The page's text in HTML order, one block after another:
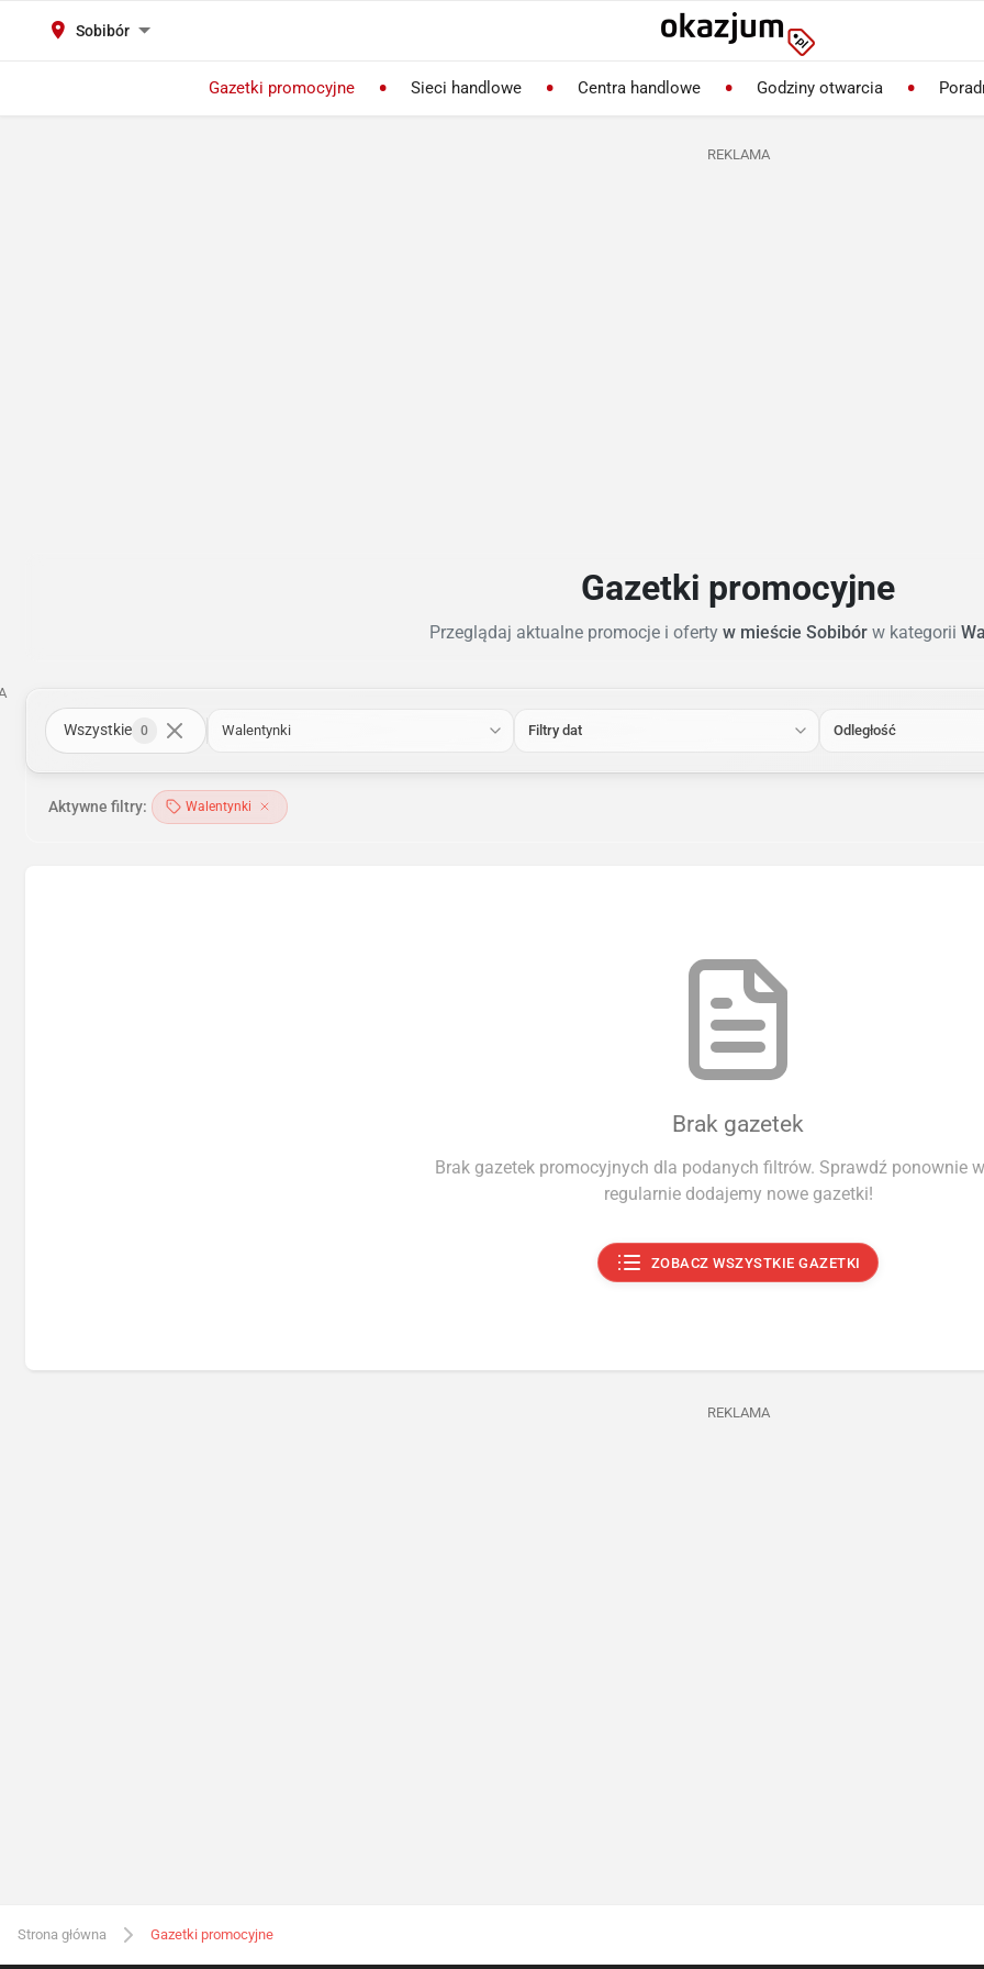
Sobibór
Gazetki promocyjne Sieci handlowe Centra handlowe Godziny otwarcia
REKLAMA
Gazetki promocyjne
Przeglądaj aktualne promocje i ofertyw mieście Sobibórw kategorii
Wszystkie 0 Walentynki Filtry dat Odległość
Aktywne filtry: Walentynki
Brak gazetek
Brak gazetek promocyjnych dla podanych filtrów. Sprawdź ponownie
regularnie dodajemy nowe gazetki!
ZOBACZ WSZYSTKIE GAZETKI
REKLAMA
Strona główna Gazetki promocyjne